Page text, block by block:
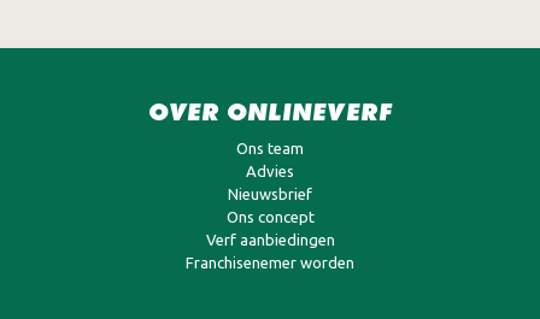
OVER ONLINEVERF
Ons team
Advies
Nieuwsbrief
Ons concept
Verf aanbiedingen
Franchisenemer worden